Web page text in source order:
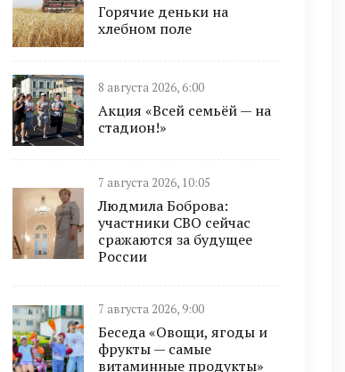
Горячие деньки на
хлебном поле
8 августа 2026, 6:00
Акция «Всей семьёй — на
стадион!»
7 августа 2026, 10:05
Людмила Боброва:
участники СВО сейчас
сражаются за будущее
России
7 августа 2026, 9:00
Беседа «Овощи, ягоды и
фрукты — самые
витаминные продукты»